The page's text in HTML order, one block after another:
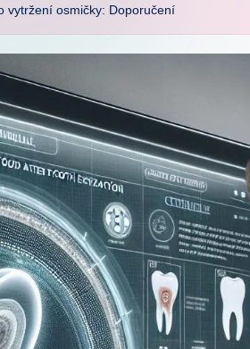
vytržení osmičky: Doporučení